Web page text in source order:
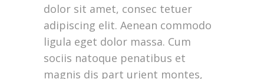
dolor sit amet, consec tetuer
adipiscing elit. Aenean commodo
ligula eget dolor massa. Cum
sociis natoque penatibus et
magnis dis part urient montes,